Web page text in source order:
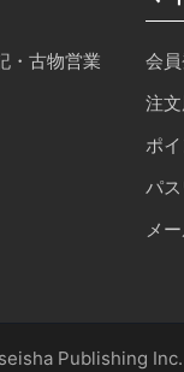
・古物営業
会
注
ポ
パ
メ
Publishing